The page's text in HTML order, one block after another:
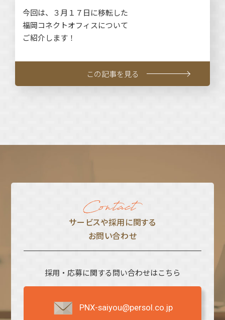
今回は、３月１７日に移転した
福岡コネクトオフィスについて
ご紹介します！
この記事を見る
サービスや採⽤に関する
お問い合わせ
採用・応募に関する問い合わせはこちら
PNX-saiyou@persol.co.jp